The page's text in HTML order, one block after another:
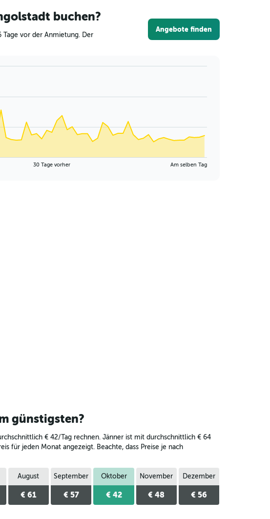
buchen?
vor der Anmietung. Der
Angebote finden
30 Tage vorher Am selben Tag
günstigsten?
€ 42/Tag rechnen. Jänner ist mit durchschnittlich € 64
für jeden Monat angezeigt. Beachte, dass Preise je nach
August
€ 61
September
€ 57
Oktober
€ 42
November
€ 48
Dezember
€ 56